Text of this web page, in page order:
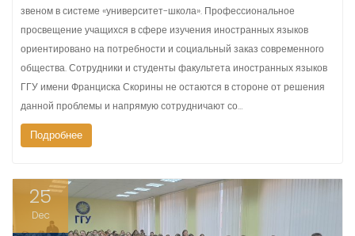
звеном в системе «университет-школа». Профессиональное
просвещение учащихся в сфере изучения иностранных языков
ориентировано на потребности и социальный заказ современного
общества. Сотрудники и студенты факультета иностранных языков
ГГУ имени Франциска Скорины не остаются в стороне от решения
данной проблемы и напрямую сотрудничают со…
Подробнее
25
Dec